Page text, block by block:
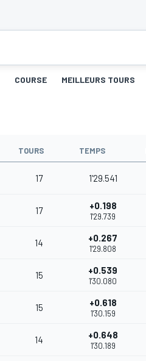
COURSE MEILLEURS TOURS
TOURS TEMPS
17 1'29.541
17 +0.198
1'29.739
14 +0.267
1'29.808
15 +0.539
1'30.080
15 +0.618
1'30.159
14 +0.648
1'30.189